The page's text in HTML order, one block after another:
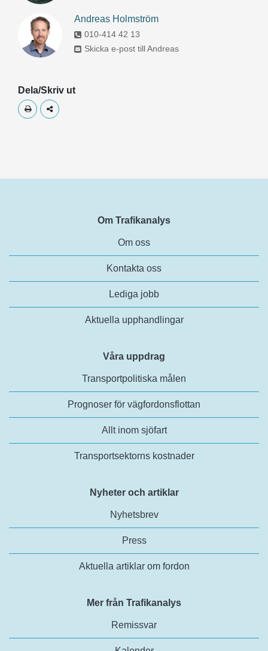
Andreas Holmström
010-414 42 13
Skicka e-post till Andreas
Dela/Skriv ut
Skriv utDela
Om Trafikanalys
Om oss
Kontakta oss
Lediga jobb
Aktuella upphandlingar
Våra uppdrag
Transportpolitiska målen
Prognoser för vägfordonsflottan
Allt inom sjöfart
Transportsektorns kostnader
Nyheter och artiklar
Nyhetsbrev
Press
Aktuella artiklar om fordon
Mer från Trafikanalys
Remissvar